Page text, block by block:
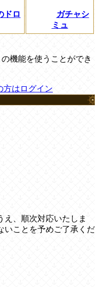
ドロ
ガチャシ
ミュ
機能を使うことができ
方はログイン
え、順次対応いたしま
いことを予めご了承くだ